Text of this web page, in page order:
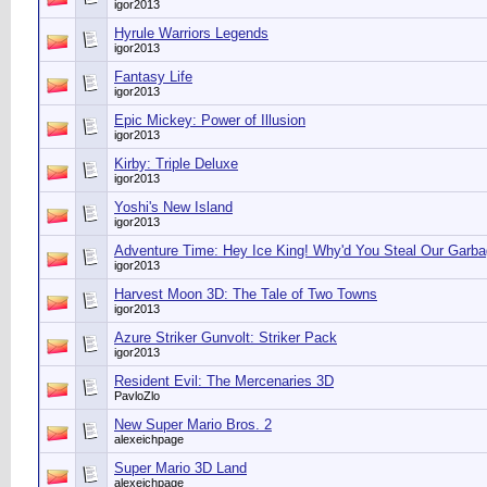
igor2013
Hyrule Warriors Legends
igor2013
Fantasy Life
igor2013
Epic Mickey: Power of Illusion
igor2013
Kirby: Triple Deluxe
igor2013
Yoshi's New Island
igor2013
Adventure Time: Hey Ice King! Why'd You Steal Our
igor2013
Harvest Moon 3D: The Tale of Two Towns
igor2013
Azure Striker Gunvolt: Striker Pack
igor2013
Resident Evil: The Mercenaries 3D
PavloZlo
New Super Mario Bros. 2
alexeichpage
Super Mario 3D Land
alexeichpage